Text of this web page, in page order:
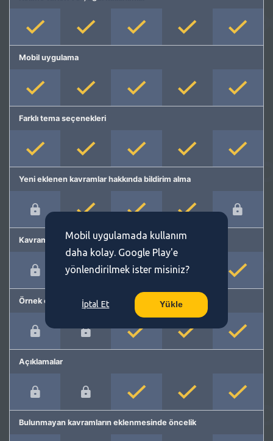
Mobil uygulama
Farklı tema seçenekleri
Yeni eklenen kavramlar hakkında bildirim alma
Kavram önerme
Örnek cümleler
Açıklamalar
Bulunmayan kavramların eklenmesinde öncelik
Mobil uygulamada kullanım
daha kolay. Google Play'e
yönlendirilmek ister misiniz?
İptal Et Yükle